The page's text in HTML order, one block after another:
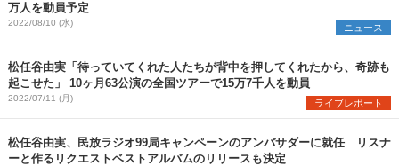
万人を動員予定
2022/08/10 (水) ニュース
松任谷由実「待っていてくれた人たちが背中を押してくれたから、奇跡も
起こせた」 10ヶ月63公演の全国ツアーで15万7千人を動員
2022/07/11 (月) ライブレポート
松任谷由実、民放ラジオ99局キャンペーンのアンバサダーに就任 リスナ
ーと作るリクエストベストアルバムのリリースも決定